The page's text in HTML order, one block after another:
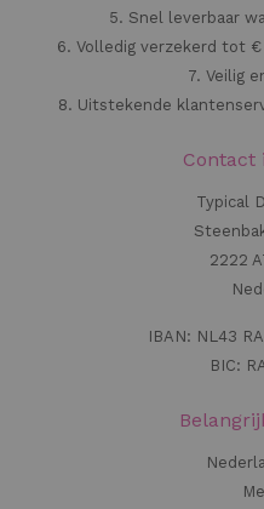
5. Snel leverbaar
6. Volledig verzekerd tot
7. Veilig
8. Uitstekende
Contact
Typical
2222
IBAN: NL43
BIC: